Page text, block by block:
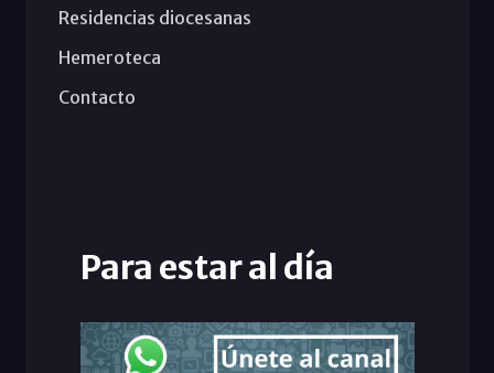
Residencias diocesanas
Hemeroteca
Contacto
Para estar al día